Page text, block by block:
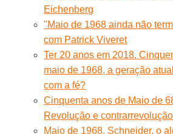
Eichenberg
"Maio de 1968 ainda não
com Patrick Viveret
Ter 20 anos em 2018.
maio de 1968, a geração
com a fé?
Cinquenta anos de Maio de
Revolução e
Maio de 1968. Schneider, o